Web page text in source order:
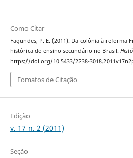
Como Citar
Fagundes, P. E. (2011). Da colônia à reforma
histórica do ensino secundário no Brasil.
https://doi.org/10.5433/2238-
Fomatos de Citação
Edição
v. 17 n. 2 (2011)
Seção